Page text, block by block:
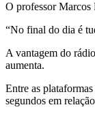
O professor Marcos
“No final do dia é
A vantagem do
aumenta.
Entre as
segundos em